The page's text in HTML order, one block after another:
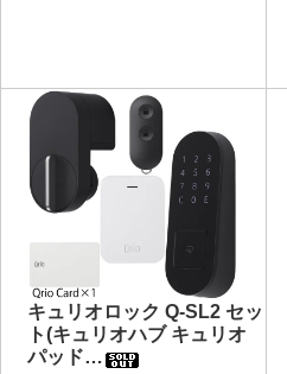
キュリオロック Q-SL2 セッ
ト(キュリオハブ キュリオ
パッド…